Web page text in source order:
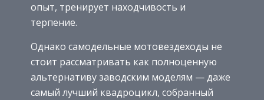
опыт, тренирует находчивость и
терпение.
Однако самодельные мотовездеходы не
стоит рассматривать как полноценную
альтернативу заводским моделям — даже
самый лучший квадроцикл, собранный